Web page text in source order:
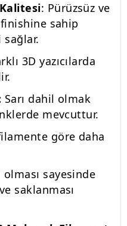
: Pürüzsüz ve
sahip
sağlar.
3D yazıcılarda
Sarı dahil olmak
mevcuttur.
göre daha
olması sayesinde
saklanması